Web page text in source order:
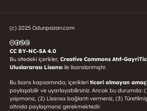
(c) 2025 Odunpazarı.com
CC BY-NC-SA 4.0
Bu sitedeki içerikler, Creative Commons Atıf-
Uluslararası Lisansı ile lisanslanmıştır.
Bu lisans kapsamında; içerikleri ticari olmayan
paylaşabilir ve uyarlayabilirsiniz. Ancak bu durumda:
yapmanız, (2) Lisansa bağlantı vermeniz, (3)
altında paylaşmanız gerekmektedir.